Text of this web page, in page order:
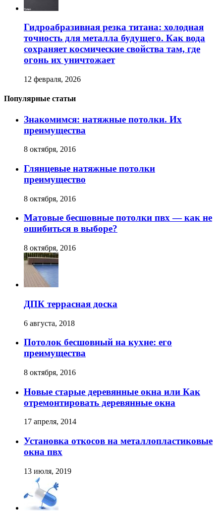
Гидроабразивная резка титана: холодная
точность для металла будущего. Как вода
сохраняет космические свойства там, где
огонь их уничтожает
12 февраля, 2026
Популярные статьи
Знакомимся: натяжные потолки. Их
преимущества
8 октября, 2016
Глянцевые натяжные потолки
преимущество
8 октября, 2016
Матовые бесшовные потолки пвх — как не
ошибиться в выборе?
8 октября, 2016
ДПК террасная доска
6 августа, 2018
Потолок бесшовный на кухне: его
преимущества
8 октября, 2016
Новые старые деревянные окна или Как
отремонтировать деревянные окна
17 апреля, 2014
Установка откосов на металлопластиковые
окна пвх
13 июля, 2019